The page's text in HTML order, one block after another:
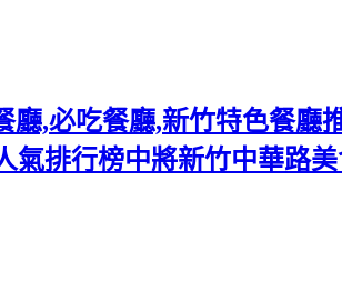
,必吃餐廳,新竹特色餐廳
氣排行榜中將新竹中華路